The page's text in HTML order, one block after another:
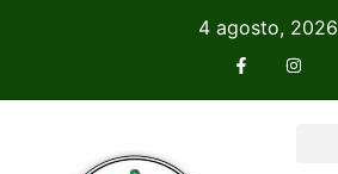
4 agosto, 2026